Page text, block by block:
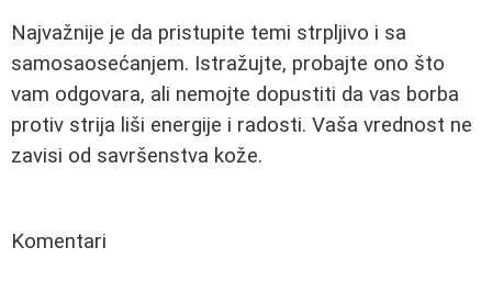
Najvažnije je da pristupite temi strpljivo i sa
samosaosećanjem. Istražujte, probajte ono što
vam odgovara, ali nemojte dopustiti da vas borba
protiv strija liši energije i radosti. Vaša vrednost ne
zavisi od savršenstva kože.
Komentari